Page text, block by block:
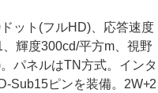
ット(フルHD)、応答速度
輝度300cd/平方m、視野
パネルはTN方式。インタ
Sub15ピンを装備。2W+2